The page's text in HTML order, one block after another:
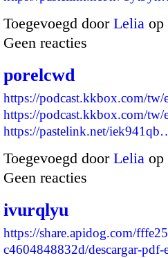
Toegevoegd door Lelia op
Geen reacties
porelcwd
https://podcast.kkbox.com/
https://podcast.kkbox.com/
https://pastelink.net/
Toegevoegd door Lelia op
Geen reacties
ivurqlyu
https://share.apidog.com/
c4604848832d/descargar-